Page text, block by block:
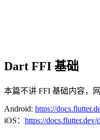
Dart FFI 基础
本篇不讲 FFI 基础内容，
Android: https://
iOS： https://